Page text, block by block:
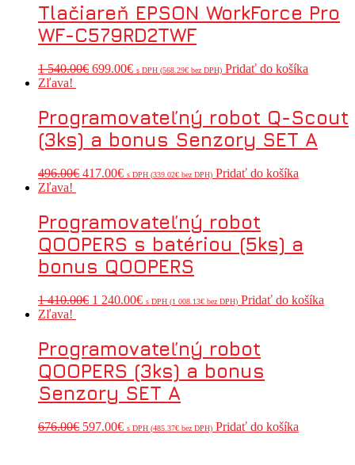
Tlačiareň EPSON WorkForce Pro
WF-C579RD2TWF
1 540.00€ 699.00€ s DPH (568.29€ bez DPH) Pridať do košíka
Zľava!
Programovateľný robot Q-Scout
(3ks) a bonus Senzory SET A
496.00€ 417.00€ s DPH (339.02€ bez DPH) Pridať do košíka
Zľava!
Programovateľný robot
QOOPERS s batériou (5ks) a
bonus QOOPERS
1 410.00€ 1 240.00€ s DPH (1 008.13€ bez DPH) Pridať do košíka
Zľava!
Programovateľný robot
QOOPERS (3ks) a bonus
Senzory SET A
676.00€ 597.00€ s DPH (485.37€ bez DPH) Pridať do košíka